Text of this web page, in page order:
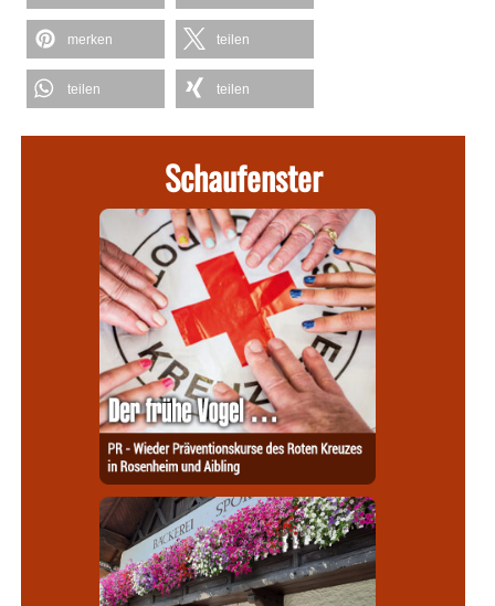
merken teilen
teilen teilen
Schaufenster